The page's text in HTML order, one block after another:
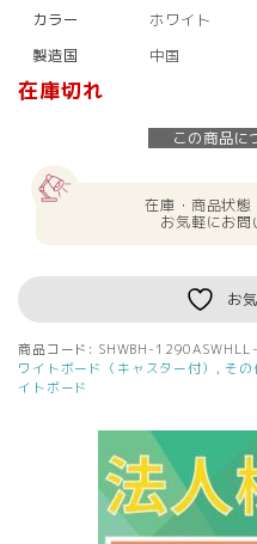
カラー
ホワイト
製造国
中国
在庫切れ
この商品に
在庫・商品状態
お気軽にお
お
商品コード: SHWBH-
ワイトボード（キャスター付） ,その
イトボード